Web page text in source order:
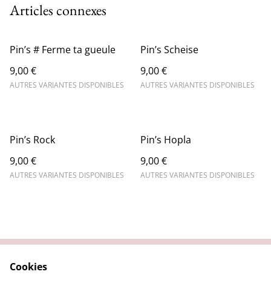
Articles connexes
Pin’s # Ferme ta gueule
9,00 €
AUTRES VARIANTES DISPONIBLES
Pin’s Scheise
9,00 €
AUTRES VARIANTES DISPONIBLES
Pin’s Rock
9,00 €
AUTRES VARIANTES DISPONIBLES
Pin’s Hopla
9,00 €
AUTRES VARIANTES DISPONIBLES
Cookies